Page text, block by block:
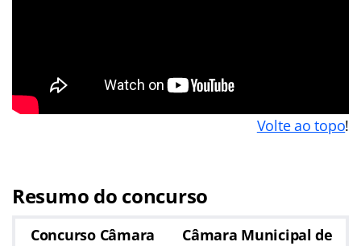
Volte ao topo!
Resumo do concurso
Concurso Câmara
Câmara Municipal de